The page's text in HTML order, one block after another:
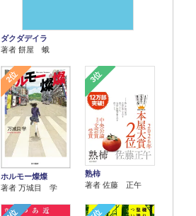
ダクダデイラ
著者 餅屋 蛾
2位
ホルモー燦燦
著者 万城目 学
3位
熟柿
著者 佐藤 正午